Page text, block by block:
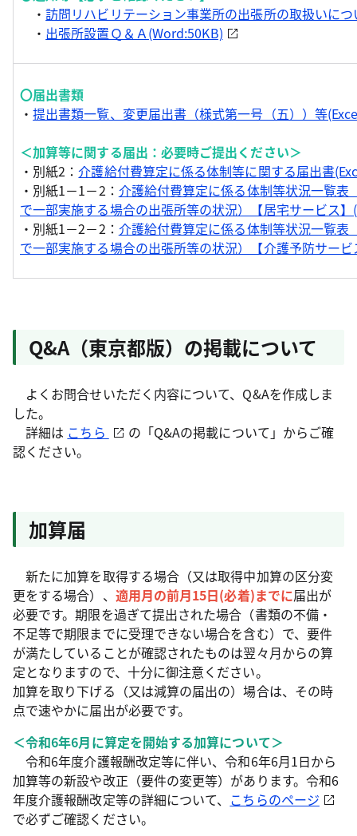
・訪問リハビリテーション事業所の出張所の取扱いに
・ 出張所設置Ｑ＆Ａ(Word:50KB)
〇届出書類
・提出書類一覧、変更届出書（様式第一号（五））等
＜加算等に関する届出：必要時ご提出ください＞
・別紙2：介護給付費算定に係る体制等に関する届出書
・別紙1－1－2： 介護給付費算定に係る体制等状況一覧
で一部実施する場合の出張所等の状況）【居宅サービス】
・別紙1－2－2： 介護給付費算定に係る体制等状況一覧
で一部実施する場合の出張所等の状況）【介護予防サー
Q&A（東京都版）の掲載について
よくお問合せいただく内容について、Q&Aを作成しま
した。
詳細は こちら
の「Q&Aの掲載について」からご確
認ください。
加算届
新たに加算を取得する場合（又は取得中加算の区分変
更をする場合）、 適用月の前月15日(必着)までに届出が
必要です。期限を過ぎて提出された場合（書類の不備・
不足等で期限までに受理できない場合を含む）で、要件
が満たしていることが確認されたものは翌々月からの算
定となりますので、十分に御注意ください。
加算を取り下げる（又は減算の届出の）場合は、その時
点で速やかに届出が必要です。
＜令和6年6月に算定を開始する加算について＞
令和6年度介護報酬改定等に伴い、令和6年6月1日から
加算等の新設や改正（要件の変更等）があります。令和6
年度介護報酬改定等の詳細について、 こちらのページ
で必ずご確認ください。